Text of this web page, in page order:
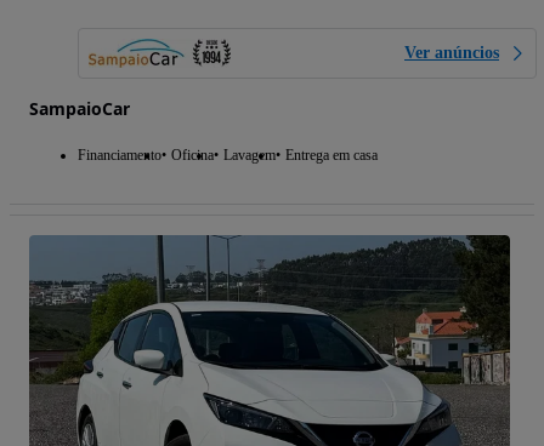
Ver anúncios
SampaioCar
Financiamento Oficina Lavagem Entrega em casa